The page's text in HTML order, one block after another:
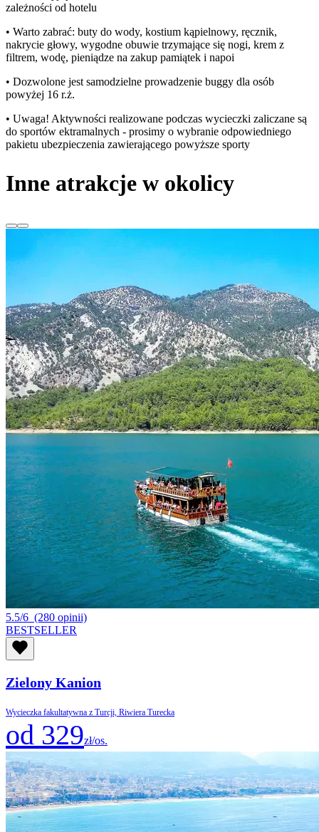
zależności od hotelu
• Warto zabrać: buty do wody, kostium kąpielnowy, ręcznik,
nakrycie głowy, wygodne obuwie trzymające się nogi, krem z
filtrem, wodę, pieniądze na zakup pamiątek i napoi
• Dozwolone jest samodzielne prowadzenie buggy dla osób
powyżej 16 r.ż.
• Uwaga! Aktywności realizowane podczas wycieczki zaliczane są
do sportów ektramalnych - prosimy o wybranie odpowiedniego
pakietu ubezpieczenia zawierającego powyższe sporty
Inne atrakcje w okolicy
5.5/6 (280 opinii)
BESTSELLER
Zielony Kanion
Wycieczka fakultatywna z Turcji, Riwiera Turecka
od 329zł/os.